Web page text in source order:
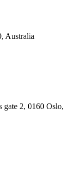
Australia
gate 2, 0160 Oslo,